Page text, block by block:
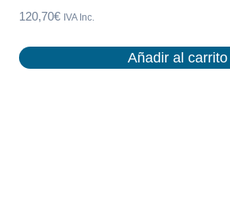
120,70€ IVA Inc.
Añadir al carrito